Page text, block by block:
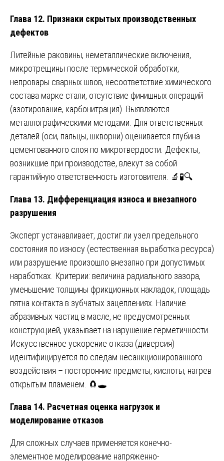
Глава 12. Признаки скрытых производственных
дефектов
Литейные раковины, неметаллические включения,
микротрещины после термической обработки,
непровары сварных швов, несоответствие химического
состава марке стали, отсутствие финишных операций
(азотирование, карбонитрация). Выявляются
металлографическими методами. Для ответственных
деталей (оси, пальцы, шкворни) оценивается глубина
цементованного слоя по микротвердости. Дефекты,
возникшие при производстве, влекут за собой
гарантийную ответственность изготовителя. 🔬🧪🔍
Глава 13. Дифференциация износа и внезапного
разрушения
Эксперт устанавливает, достиг ли узел предельного
состояния по износу (естественная выработка ресурса)
или разрушение произошло внезапно при допустимых
наработках. Критерии: величина радиального зазора,
уменьшение толщины фрикционных накладок, площадь
пятна контакта в зубчатых зацеплениях. Наличие
абразивных частиц в масле, не предусмотренных
конструкцией, указывает на нарушение герметичности.
Искусственное ускорение отказа (диверсия)
идентифицируется по следам несанкционированного
воздействия – посторонние предметы, кислоты, нагрев
открытым пламенем. 🧲🕳️
Глава 14. Расчетная оценка нагрузок и
моделирование отказов
Для сложных случаев применяется конечно-
элементное моделирование напряженно-